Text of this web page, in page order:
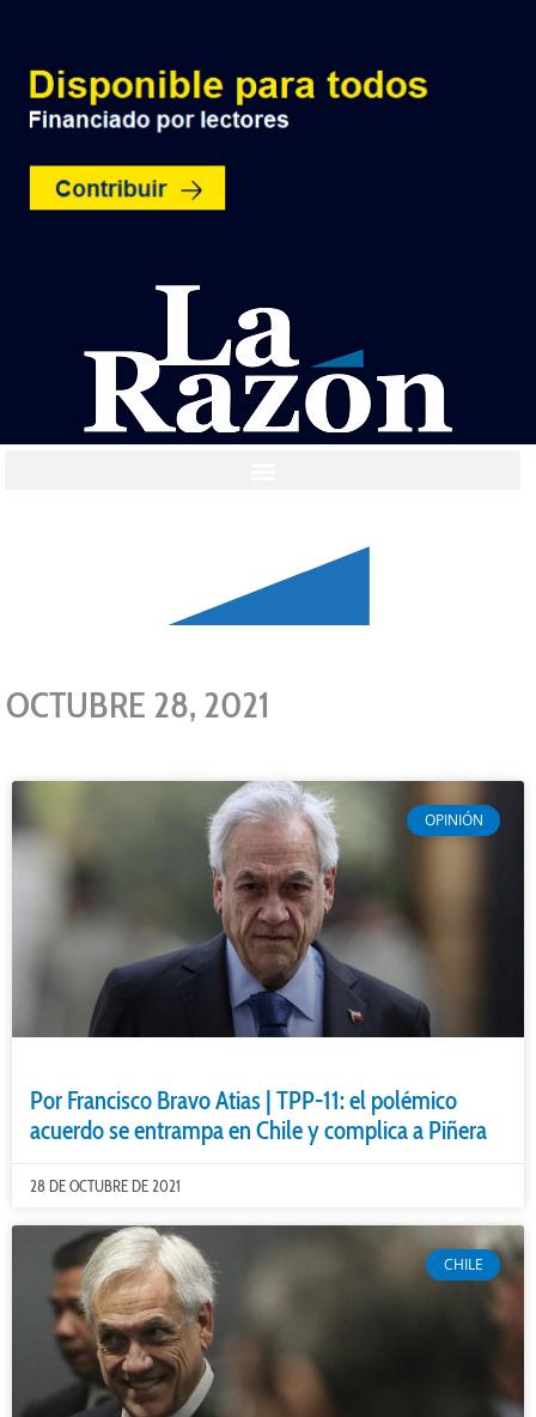
OCTUBRE 28, 2021
OPINIÓN
Por Francisco Bravo Atias | TPP-11: el polémico
acuerdo se entrampa en Chile y complica a Piñera
28 DE OCTUBRE DE 2021
CHILE